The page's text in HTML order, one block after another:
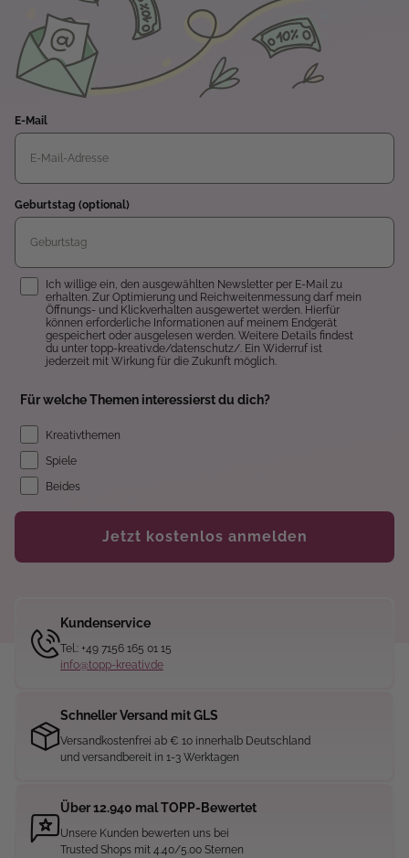
E-Mail
Geburtstag (optional)
Einwilligung
Ich willige ein, den ausgewählten Newsletter per E-Mail zu
erhalten. Zur Optimierung und Reichweitenmessung darf mein
Öffnungs- und Klickverhalten ausgewertet werden. Hierfür
können erforderliche Informationen auf meinem Endgerät
gespeichert oder ausgelesen werden. Weitere Details findest
du unter topp-kreativ.de/datenschutz/. Ein Widerruf ist
jederzeit mit Wirkung für die Zukunft möglich.
Für welche Themen interessierst du dich?
Kreativthemen
Spiele
Beides
Jetzt kostenlos anmelden
Kundenservice
Tel.: +49 7156 165 01 15
info@topp-kreativ.de
Schneller Versand mit GLS
Versandkostenfrei ab € 10 innerhalb Deutschland
und versandbereit in 1-3 Werktagen
Über 12.940 mal TOPP-Bewertet
Unsere Kunden bewerten uns bei
Trusted Shops mit 4.40/5.00 Sternen